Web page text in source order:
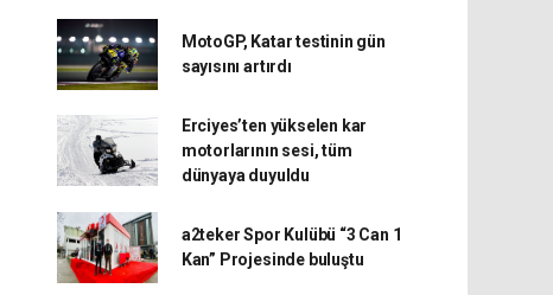
MotoGP, Katar testinin gün
sayısını artırdı
Erciyes’ten yükselen kar
motorlarının sesi, tüm
dünyaya duyuldu
a2teker Spor Kulübü “3 Can 1
Kan” Projesinde buluştu